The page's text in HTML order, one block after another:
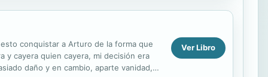
conquistar a Arturo de la forma que
y cayera quien cayera, mi decisión era
daño y en cambio, aparte vanidad,
Ver Libro